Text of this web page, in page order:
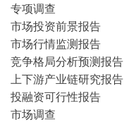
专项调查
市场投资前景报告
市场行情监测报告
竞争格局分析预测报告
上下游产业链研究报告
投融资可行性报告
市场调查